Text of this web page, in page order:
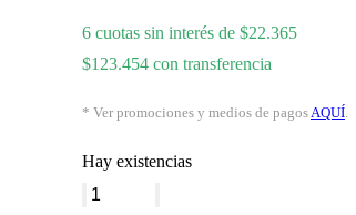
6 cuotas sin interés de $22.365
$123.454 con transferencia
* Ver promociones y medios de pagosAQUÍ.
Hay existencias
Extractor